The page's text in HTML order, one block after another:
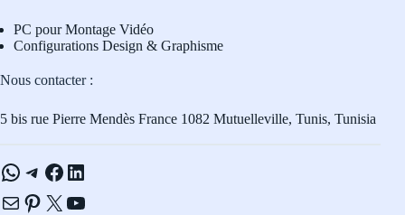
PC pour Montage Vidéo
Configurations Design & Graphisme
Nous contacter :
5 bis rue Pierre Mendès France 1082 Mutuelleville, Tunis, Tunisia
WhatsApp
Telegram
Facebook
LinkedIn
E-mailPinterest
X YouTube